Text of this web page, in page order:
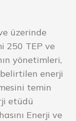
üzerinde
250 TEP ve
yönetimleri,
enerji
temin
etüdü
Enerji ve